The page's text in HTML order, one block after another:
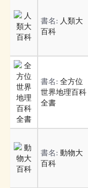
書名: 人類大
百科
書名: 全方位
世界地理百科
全書
書名: 動物大
百科